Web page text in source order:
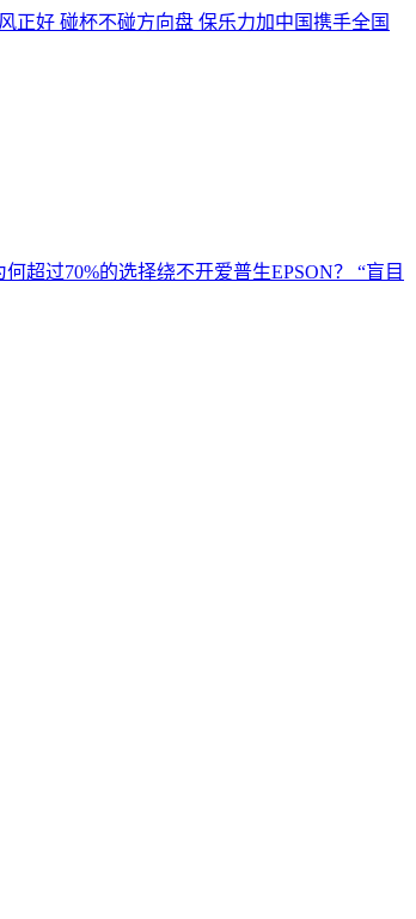
正好 碰杯不碰方向盘 保乐力加中国携手全国
超过70%的选择绕不开爱普生EPSON？ “盲目